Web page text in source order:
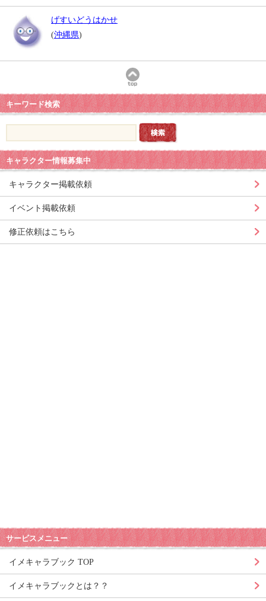
げすいどうはかせ
(沖縄県)
キーワード検索
キャラクター情報募集中
キャラクター掲載依頼
イベント掲載依頼
修正依頼はこちら
サービスメニュー
イメキャラブック TOP
イメキャラブックとは？？